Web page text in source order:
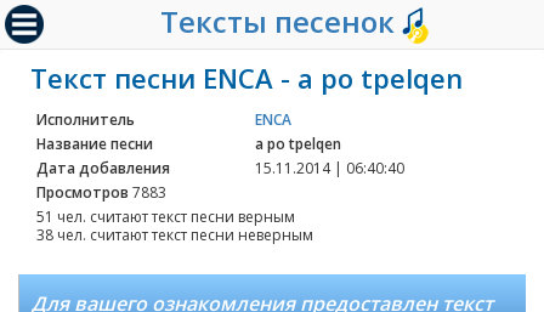
Тексты песенок
Текст песни ENCA - a po tpelqen
Исполнитель
ENCA
Название песни
a po tpelqen
Дата добавления
15.11.2014 | 06:40:40
Просмотров 7883
51 чел. считают текст песни верным
38 чел. считают текст песни неверным
Для вашего ознакомления предоставлен текст